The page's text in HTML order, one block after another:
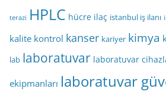
terazi HPLC hücre ilaç istanbul iş ilanı
kalite kontrol kanser kariyer kimya
lab laboratuvar laboratuvar
ekipmanları laboratuvar